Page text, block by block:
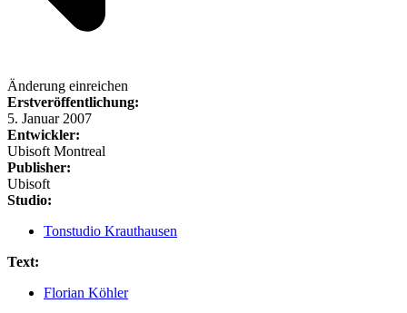
Änderung einreichen
Erstveröffentlichung:
5. Januar 2007
Entwickler:
Ubisoft Montreal
Publisher:
Ubisoft
Studio:
Tonstudio Krauthausen
Text:
Florian Köhler